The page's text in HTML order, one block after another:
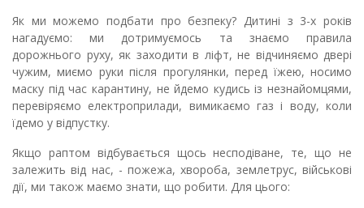
Як ми можемо подбати про безпеку? Дитині з 3-х років
нагадуємо: ми дотримуємось та знаємо правила
дорожнього руху, як заходити в ліфт, не відчиняємо двері
чужим, миємо руки після прогулянки, перед їжею, носимо
маску під час карантину, не йдемо кудись із незнайомцями,
перевіряємо електроприлади, вимикаємо газ і воду, коли
їдемо у відпустку.
Якщо раптом відбувається щось несподіване, те, що не
залежить від нас, - пожежа, хвороба, землетрус, військові
дії, ми також маємо знати, що робити. Для цього: